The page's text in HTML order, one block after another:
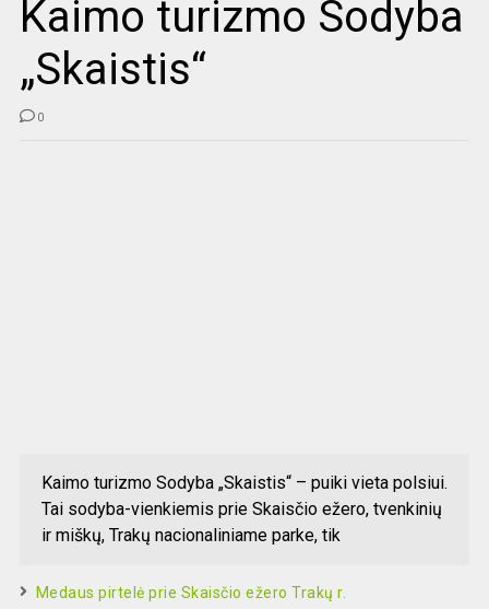
Kaimo turizmo Sodyba
„Skaistis“
0
Kaimo turizmo Sodyba „Skaistis“ – puiki vieta polsiui.
Tai sodyba-vienkiemis prie Skaisčio ežero, tvenkinių
ir miškų, Trakų nacionaliniame parke, tik
Medaus pirtelė prie Skaisčio ežero Trakų r.